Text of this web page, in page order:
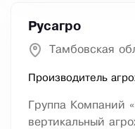
Русагро
Тамбовская
Производитель
Группа Компаний
вертикальный